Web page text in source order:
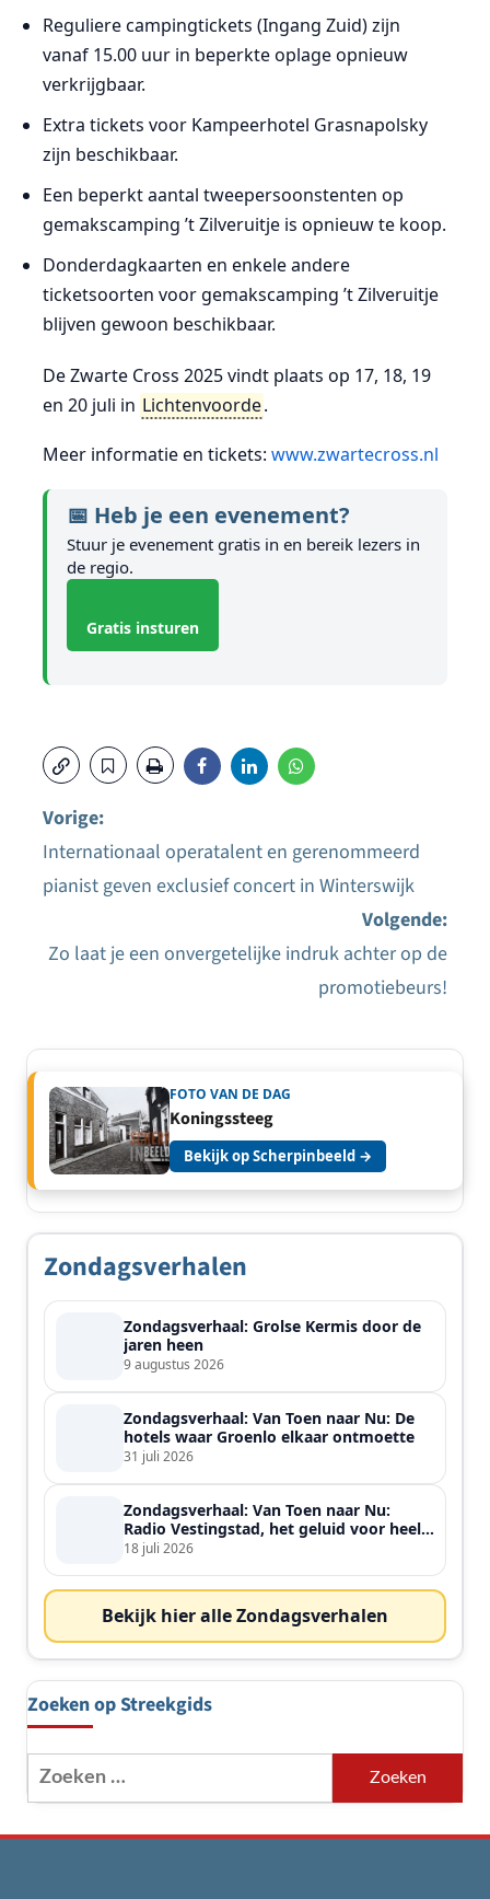
Reguliere campingtickets (Ingang Zuid) zijn
vanaf 15.00 uur in beperkte oplage opnieuw
verkrijgbaar.
Extra tickets voor Kampeerhotel Grasnapolsky
zijn beschikbaar.
Een beperkt aantal tweepersoonstenten op
gemakscamping ’t Zilveruitje is opnieuw te koop.
Donderdagkaarten en enkele andere
ticketsoorten voor gemakscamping ’t Zilveruitje
blijven gewoon beschikbaar.
De Zwarte Cross 2025 vindt plaats op 17, 18, 19
en 20 juli in Lichtenvoorde.
Meer informatie en tickets: www.zwartecross.nl
📅 Heb je een evenement?
Stuur je evenement gratis in en bereik lezers in
de regio.
Gratis insturen
Bericht
Vorige:
Internationaal operatalent en gerenommeerd
pianist geven exclusief concert in Winterswijk
Volgende:
Zo laat je een onvergetelijke indruk achter op de
promotiebeurs!
FOTO VAN DE DAG
Koningssteeg
Bekijk op Scherpinbeeld →
Zondagsverhalen
Zondagsverhaal: Grolse Kermis door de
jaren heen
9 augustus 2026
Zondagsverhaal: Van Toen naar Nu: De
hotels waar Groenlo elkaar ontmoette
31 juli 2026
Zondagsverhaal: Van Toen naar Nu:
Radio Vestingstad, het geluid voor heel
de streek
18 juli 2026
Bekijk hier alle Zondagsverhalen
Zoeken op Streekgids
Zoeken
naar: